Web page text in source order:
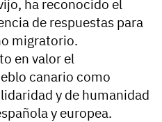
ha reconocido el
de respuestas para
migratorio.
en valor el
canario como
y de humanidad
y europea.